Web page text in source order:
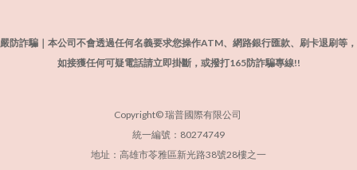
嚴防詐騙｜本公司不會透過任何名義要求您操作ATM、網路銀行匯款、刷卡退刷等，
如接獲任何可疑電話請立即掛斷，或撥打165防詐騙專線!!
Copyright© 瑞普國際有限公司
統一編號：80274749
地址：高雄市苓雅區新光路38號28樓之一